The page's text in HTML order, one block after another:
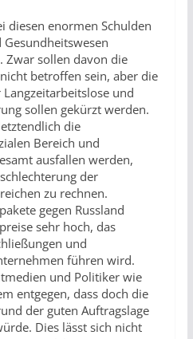
diesen enormen Schulden
Zwar sollen davon die
betroffen sein, aber die
und
sollen gekürzt werden.
die
Bereich und
ausfallen werden,
der
zu rechnen.
gegen Russland
sehr hoch, das
und
führen wird.
und Politiker wie
entgegen, dass doch die
der guten Auftragslage
Dies lässt sich nicht